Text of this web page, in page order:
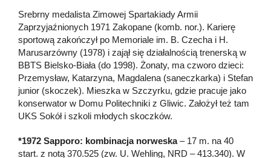
Srebrny medalista Zimowej Spartakiady Armii
Zaprzyjaźnionych 1971 Zakopane (komb. nor.). Karierę
sportową zakończył po Memoriale im. B. Czecha i H.
Marusarzówny (1978) i zajął się działalnością trenerską w
BBTS Bielsko-Biała (do 1998). Żonaty, ma czworo dzieci:
Przemysław, Katarzyna, Magdalena (saneczkarka) i Stefan
junior (skoczek). Mieszka w Szczyrku, gdzie pracuje jako
konserwator w Domu Politechniki z Gliwic. Założył też tam
UKS Sokół i szkoli młodych skoczków.
*1972 Sapporo: kombinacja norweska– 17 m. na 40
start. z notą 370.525 (zw. U. Wehling, NRD – 413.340). W